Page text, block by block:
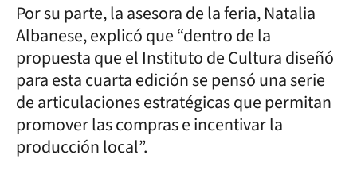
Por su parte, la asesora de la feria, Natalia
Albanese, explicó que “dentro de la
propuesta que el Instituto de Cultura diseñó
para esta cuarta edición se pensó una serie
de articulaciones estratégicas que permitan
promover las compras e incentivar la
producción local”.